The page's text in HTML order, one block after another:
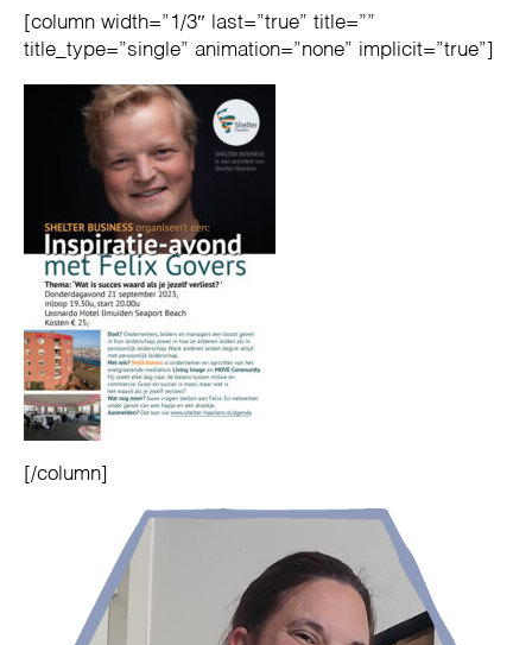
[column width=”1/3″ last=”true” title=””
title_type=”single” animation=”none” implicit=”true”]
[/column]